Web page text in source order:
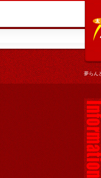
夢らん